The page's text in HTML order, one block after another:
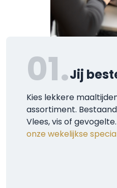
01.Jij
Kies lekkere
assortiment.
Vlees, vis of gevogelte.
onze wekelijkse